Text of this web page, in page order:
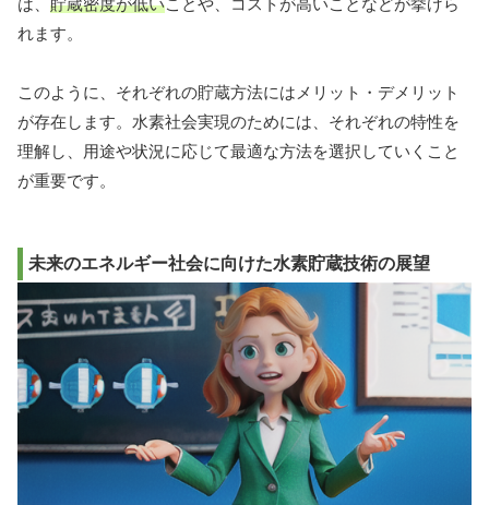
は、 貯蔵密度が低いことや、コストが高いことなどが挙げら
れます。
このように、それぞれの貯蔵方法にはメリット・デメリット
が存在します。水素社会実現のためには、それぞれの特性を
理解し、用途や状況に応じて最適な方法を選択していくこと
が重要です。
未来のエネルギー社会に向けた水素貯蔵技術の展望